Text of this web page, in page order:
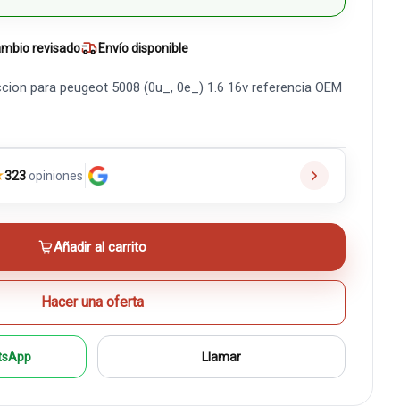
revisado Envío disponible
para peugeot 5008 (0u_, 0e_) 1.6 16v referencia OEM
323opiniones
Añadir al carrito
Hacer una oferta
Llamar